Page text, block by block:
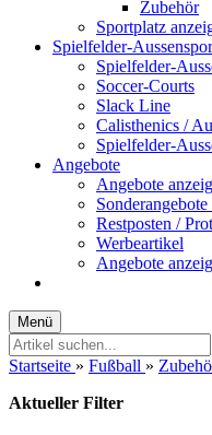
Zubehör
Sportplatz
Spielfelder-
Spielfelder-
Soccer-Courts
Slack Line
Calisthenics /
Spielfelder-
Angebote
Angebote
Restposten /
Werbeartikel
Angebote
Menü
Startseite » Fußball »
Aktueller Filter